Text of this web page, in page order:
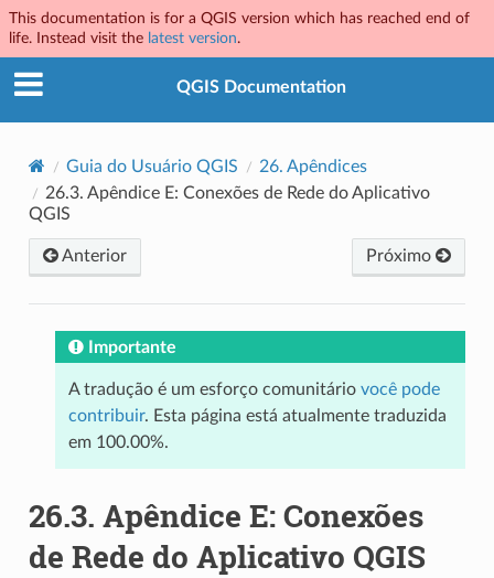
This documentation is for a QGIS version which has reached end of
life. Instead visit the latest version.
QGIS Documentation
Guia do Usuário QGIS 26. Apêndices
26.3. Apêndice E: Conexões de Rede do Aplicativo
QGIS
Anterior Próximo
Importante
A tradução é um esforço comunitário você pode
contribuir. Esta página está atualmente traduzida
em 100.00%.
26.3. Apêndice E: Conexões
de Rede do Aplicativo QGIS